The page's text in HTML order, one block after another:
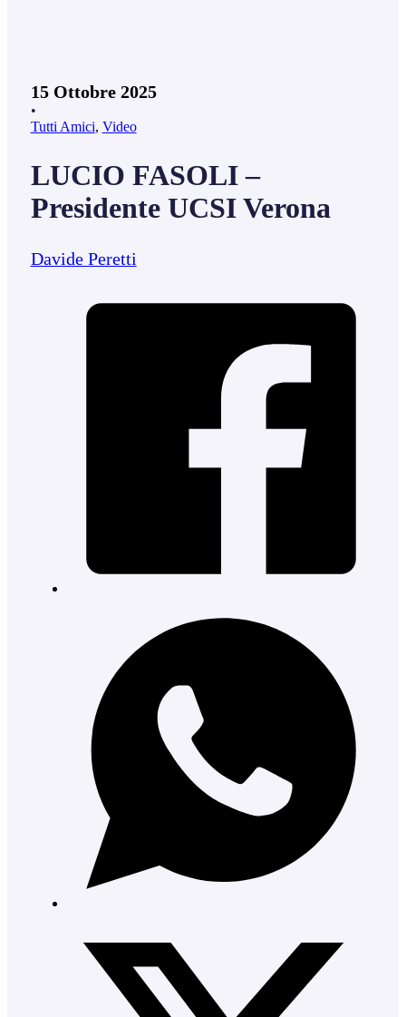
15 Ottobre 2025
•
Tutti Amici, Video
LUCIO FASOLI –
Presidente UCSI Verona
Davide Peretti